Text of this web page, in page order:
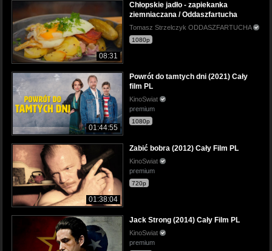
08:31
Chłopskie jadło - zapiekanka
ziemniaczana / Oddaszfartucha
Tomasz Strzelczyk ODDASZFARTUCHA
1080p
01:44:55
Powrót do tamtych dni (2021) Cały
film PL
KinoSwiat
premium
1080p
01:38:04
Zabić bobra (2012) Cały Film PL
KinoSwiat
premium
720p
Jack Strong (2014) Cały Film PL
KinoSwiat
premium